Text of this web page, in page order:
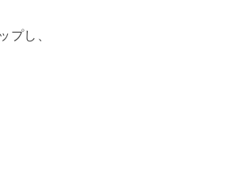
プし、